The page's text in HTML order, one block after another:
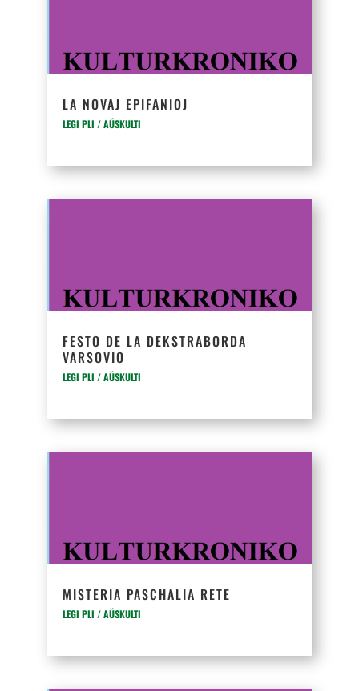
LA NOVAJ EPIFANIOJ
LEGI PLI / AŬSKULTI
FESTO DE LA DEKSTRABORDA
VARSOVIO
LEGI PLI / AŬSKULTI
MISTERIA PASCHALIA RETE
LEGI PLI / AŬSKULTI